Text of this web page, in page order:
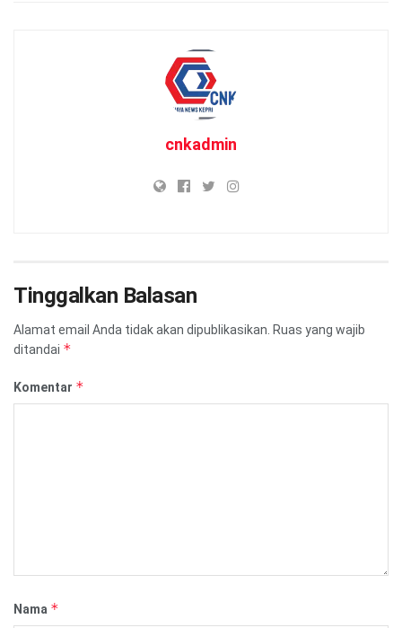
cnkadmin
Tinggalkan Balasan
Alamat email Anda tidak akan dipublikasikan. Ruas yang wajib
ditandai *
Komentar *
Nama *